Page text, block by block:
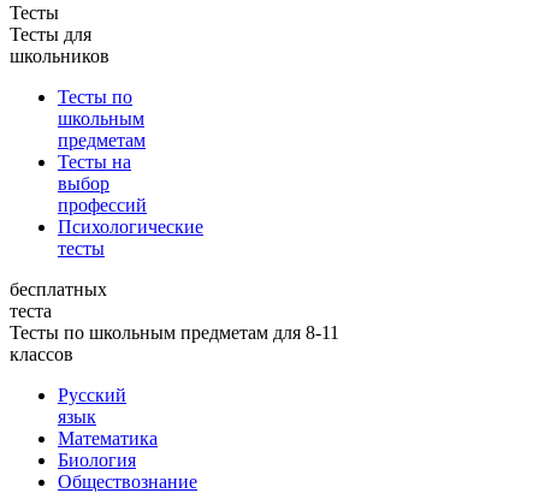
Тесты
Тесты для
школьников
Тесты по
школьным
предметам
Тесты на
выбор
профессий
Психологические
тесты
бесплатных
теста
Тесты по школьным предметам для 8-11
классов
Русский
язык
Математика
Биология
Обществознание